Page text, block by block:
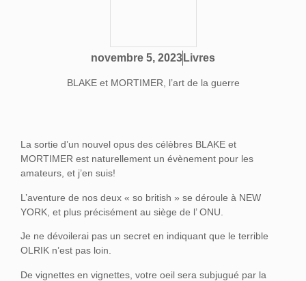
novembre 5, 2023 Livres
BLAKE et MORTIMER, l’art de la guerre
La sortie d’un nouvel opus des célèbres BLAKE et
MORTIMER est naturellement un évènement pour les
amateurs, et j’en suis!
L’aventure de nos deux « so british » se déroule à NEW
YORK, et plus précisément au siège de l’ ONU.
Je ne dévoilerai pas un secret en indiquant que le terrible
OLRIK n’est pas loin.
De vignettes en vignettes, votre oeil sera subjugué par la